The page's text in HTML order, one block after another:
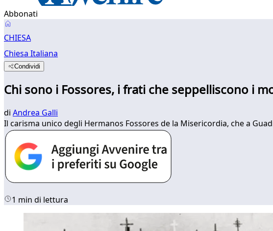
Abbonati
CHIESA
Chiesa Italiana
Condividi
Chi sono i Fossores, i frati che seppelliscono i
di Andrea Galli
Il carisma unico degli Hermanos Fossores de la Misericordia, che a
1 min di lettura